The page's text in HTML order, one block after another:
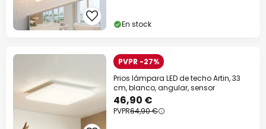
En stock
PVPR -27%
Prios lámpara LED de techo Artin, 33
cm, blanco, angular, sensor
46,90 €
PVPR64,90 €